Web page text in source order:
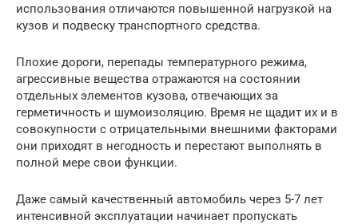
использования отличаются повышенной нагрузкой на
кузов и подвеску транспортного средства.
Плохие дороги, перепады температурного режима,
агрессивные вещества отражаются на состоянии
отдельных элементов кузова, отвечающих за
герметичность и шумоизоляцию. Время не щадит их и в
совокупности с отрицательными внешними факторами
они приходят в негодность и перестают выполнять в
полной мере свои функции.
Даже самый качественный автомобиль через 5-7 лет
интенсивной эксплуатации начинает пропускать